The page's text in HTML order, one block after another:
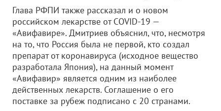
Глава РФПИ также рассказал и о новом
российском лекарстве от COVID-19 —
«Авифавире». Дмитриев объяснил, что, несмотря
на то, что Россия была не первой, кто создал
препарат от коронавируса (исходное вещество
разработала Япония), на данный момент
«Авифавир» является одним из наиболее
действенных лекарств. Соглашение о его
поставке за рубеж подписано с 20 странами.